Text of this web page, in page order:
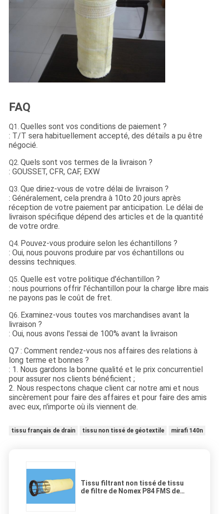
FAQ
Q1. Quelles sont vos conditions de paiement ?
: T/T sera habituellement accepté, des détails a pu être
négocié.
Q2. Quels sont vos termes de la livraison ?
: GOUSSET, CFR, CAF, EXW
Q3. Que diriez-vous de votre délai de livraison ?
: Généralement, cela prendra à 10to 20 jours après
réception de votre paiement par anticipation. Le délai de
livraison spécifique dépend des articles et de la quantité
de votre ordre.
Q4. Pouvez-vous produire selon les échantillons ?
: Oui, nous pouvons produire par vos échantillons ou
dessins techniques.
Q5. Quelle est votre politique d'échantillon ?
: nous pourrions offrir l'échantillon pour la charge libre mais
ne payons pas le coût de fret.
Q6.
Examinez-vous toutes vos marchandises avant la
livraison ?
: Oui, nous avons l'essai de 100% avant la livraison
Q7 : Comment rendez-vous nos affaires des relations à
long terme et bonnes ?
: 1. Nous gardons la bonne qualité et le prix concurrentiel
pour assurer nos clients bénéficient ;
2. Nous respectons chaque client car notre ami et nous
sincèrement pour faire des affaires et pour faire des amis
avec eux, n'importe où ils viennent de.
tissu français de drain tissu non tissé de géotextile mirafi 140n
Tissu filtrant non tissé de tissu
de filtre de Nomex P84 FMS de